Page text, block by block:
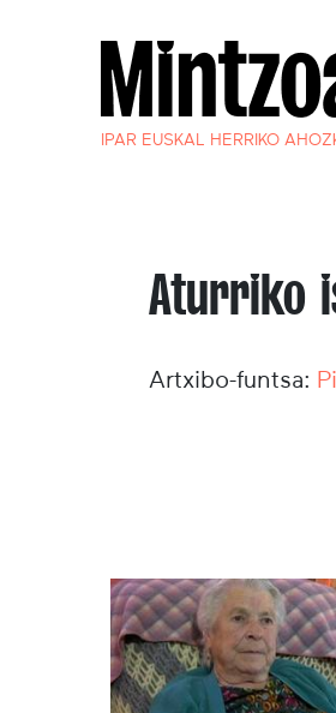
IPAR EUSKAL HERRIKO
Aturriko
Artxibo-funtsa: